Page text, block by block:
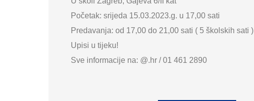
Početak: srijeda 15.03.2023.g. u 17,00 sati
Predavanja: od 17,00 do 21,00 sati ( 5 školskih sati )
Upisi u tijeku!
Sve informacije na: @.hr / 01 461 2890